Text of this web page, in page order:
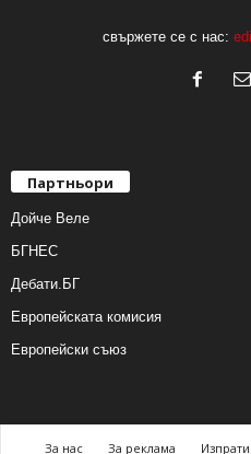
свържете се с нас:
Партньори
Дойче Веле
БГНЕС
Дебати.БГ
Европейската комисия
Европейски съюз
За нас За реклама